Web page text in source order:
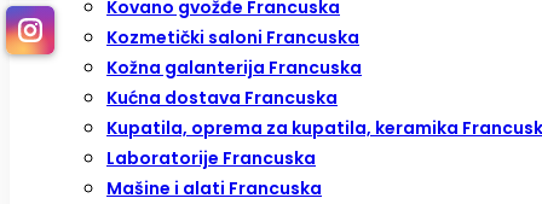
Kovano gvožđe Francuska
Kozmetički saloni Francuska
Kožna galanterija Francuska
Kućna dostava Francuska
Kupatila, oprema za kupatila, keramika
Laboratorije Francuska
Mašine i alati Francuska